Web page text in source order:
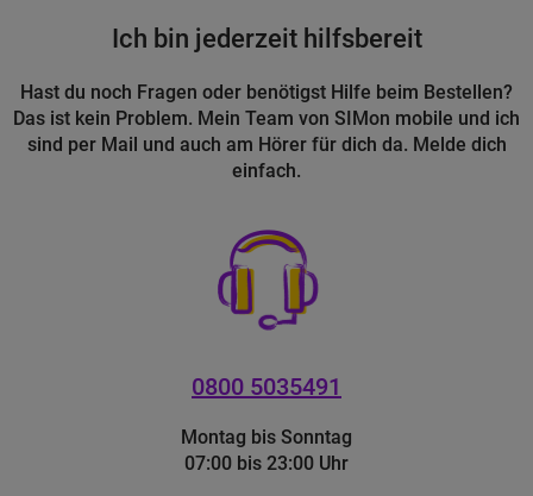
Ich bin jederzeit hilfsbereit
Hast du noch Fragen oder benötigst Hilfe beim Bestellen?
Das ist kein Problem. Mein Team von SIMon mobile und ich
sind per Mail und auch am Hörer für dich da. Melde dich
einfach.
0800 5035491
Montag bis Sonntag
07:00 bis 23:00 Uhr